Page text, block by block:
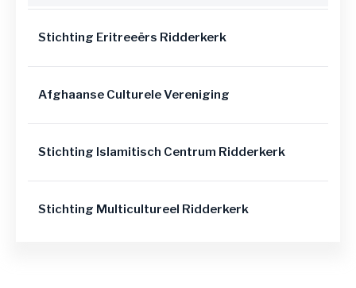
Stichting Eritreeërs Ridderkerk
Afghaanse Culturele Vereniging
Stichting Islamitisch Centrum Ridderkerk
Stichting Multicultureel Ridderkerk